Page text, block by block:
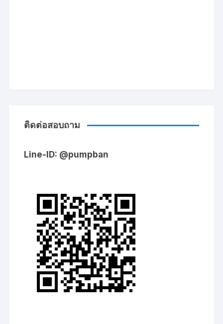
ติดต่อสอบถาม
Line-ID: @pumpban